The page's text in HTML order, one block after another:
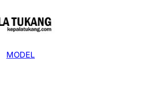
MODEL